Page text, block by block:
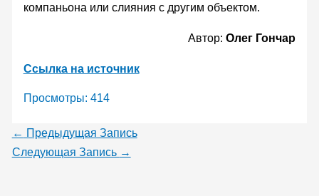
компаньона или слияния с другим объектом.
Автор:Олег Гончар
Ссылка на источник
Просмотры: 414
← Предыдущая Запись
Следующая Запись →